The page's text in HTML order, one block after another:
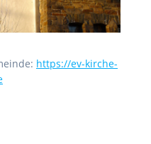
https://ev-kirche-